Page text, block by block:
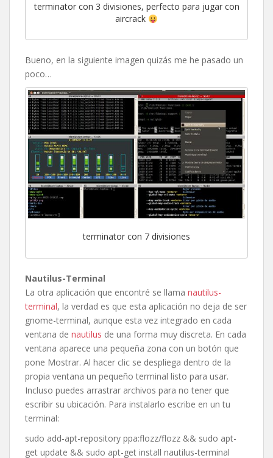
terminator con 3 divisiones, perfecto para jugar con
aircrack
Bueno, en la siguiente imagen quizás me he pasado un
poco…
terminator con 7 divisiones
Nautilus-Terminal
La otra aplicación que encontré se llama nautilus-
terminal, la verdad es que esta aplicación no deja de ser
gnome-terminal, aunque esta vez integrado en cada
ventana de nautilus de una forma muy discreta. En cada
ventana aparece una pequeña zona con un botón que
pone Mostrar. Al hacer clic se despliega dentro de la
propia ventana un pequeño terminal listo para usar.
Incluso puedes arrastrar archivos para no tener que
escribir su ubicación. Para instalarlo escribe en un tu
terminal:
sudo add-apt-repository ppa:flozz/flozz && sudo apt-
get update && sudo apt-get install nautilus-terminal